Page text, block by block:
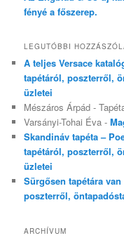
fényé a főszerep.
LEGUTÓBBI
A teljes Versace
tapétáról, poszterről,
üzletei
Mészáros Árpád -
Varsányi-Tohai Éva -
Skandináv tapéta –
tapétáról, poszterről,
üzletei
Sürgősen tapétára
poszterről,
ARCHÍVUM